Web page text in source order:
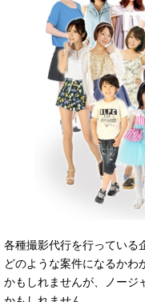
各種撮影代行を行っている
どのような案件になるかわ
かもしれませんが、ノージ